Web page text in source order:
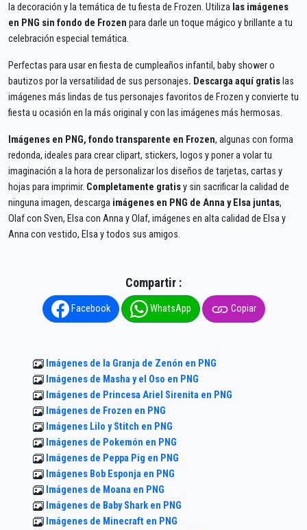
la decoración y la temática de tu fiesta de Frozen. Utiliza las imágenes
en PNG sin fondo de Frozen para darle un toque mágico y brillante a tu
celebración especial temática.
Perfectas para usar en fiesta de cumpleaños infantil, baby shower o
bautizos por la versatilidad de sus personajes. Descarga aquí gratis las
imágenes más lindas de tus personajes favoritos de Frozen y convierte tu
fiesta u ocasión en la más original y con las imágenes más hermosas.
Imágenes en PNG, fondo transparente en Frozen, algunas con forma
redonda, ideales para crear clipart, stickers, logos y poner a volar tu
imaginación a la hora de personalizar los diseños de tarjetas, cartas y
hojas para imprimir. Completamente gratisy sin sacrificar la calidad de
ninguna imagen, descarga imágenes en PNG de Anna y Elsa juntas,
Olaf con Sven, Elsa con Anna y Olaf, imágenes en alta calidad de Elsa y
Anna con vestido, Elsa y todos sus amigos.
Compartir :
Facebook WhatsApp Copiar
Imágenes de la Granja de Zenón en PNG
Imágenes de Masha y el Oso en PNG
Imágenes de Princesa Ariel Sirenita en PNG
Imágenes de Frozen en PNG
Imágenes Lilo y Stitch en PNG
Imágenes de Pokemón en PNG
Imágenes de Peppa Pig en PNG
Imágenes Bob Esponja en PNG
Imágenes de Moana en PNG
Imágenes de Baby Shark en PNG
Imágenes de Minecraft en PNG